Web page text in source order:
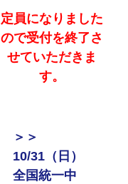
定員になりました
ので受付を終了さ
せていただきま
す。
＞＞
10/31（日）
全国統一中